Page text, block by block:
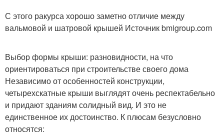
С этого ракурса хорошо заметно отличие между
вальмовой и шатровой крышей Источник bmigroup.com
Выбор формы крыши: разновидности, на что
ориентироваться при строительстве своего дома
Независимо от особенностей конструкции,
четырехскатные крыши выглядят очень респектабельно
и придают зданиям солидный вид. И это не
единственное их достоинство. К плюсам безусловно
относятся: